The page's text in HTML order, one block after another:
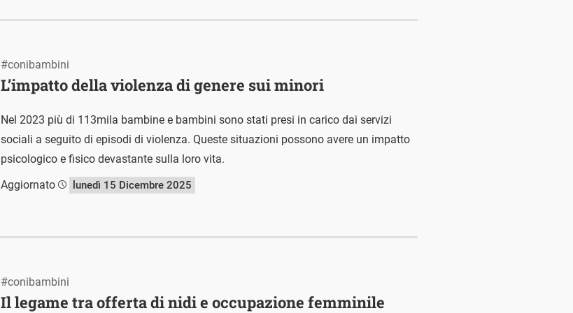
L’impatto della violenza di genere sui minori
#conibambini
Nel 2023 più di 113mila bambine e bambini sono stati presi in carico dai servizi
sociali a seguito di episodi di violenza. Queste situazioni possono avere un impatto
psicologico e fisico devastante sulla loro vita.
Aggiornato
lunedì 15 Dicembre 2025
Il legame tra offerta di nidi e occupazione femminile
#conibambini